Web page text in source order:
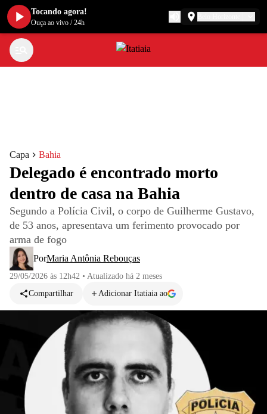
Capa Bahia
Delegado é encontrado morto
dentro de casa na Bahia
Segundo a Polícia Civil, o corpo de Guilherme Gustavo,
de 53 anos, apresentava um ferimento provocado por
arma de fogo
PorMaria Antônia Rebouças
29/05/2026 às 12h42 • Atualizado há 2 meses
Compartilhar
Adicionar Itatiaia ao
Tocando agora!
Ouça ao vivo /24h